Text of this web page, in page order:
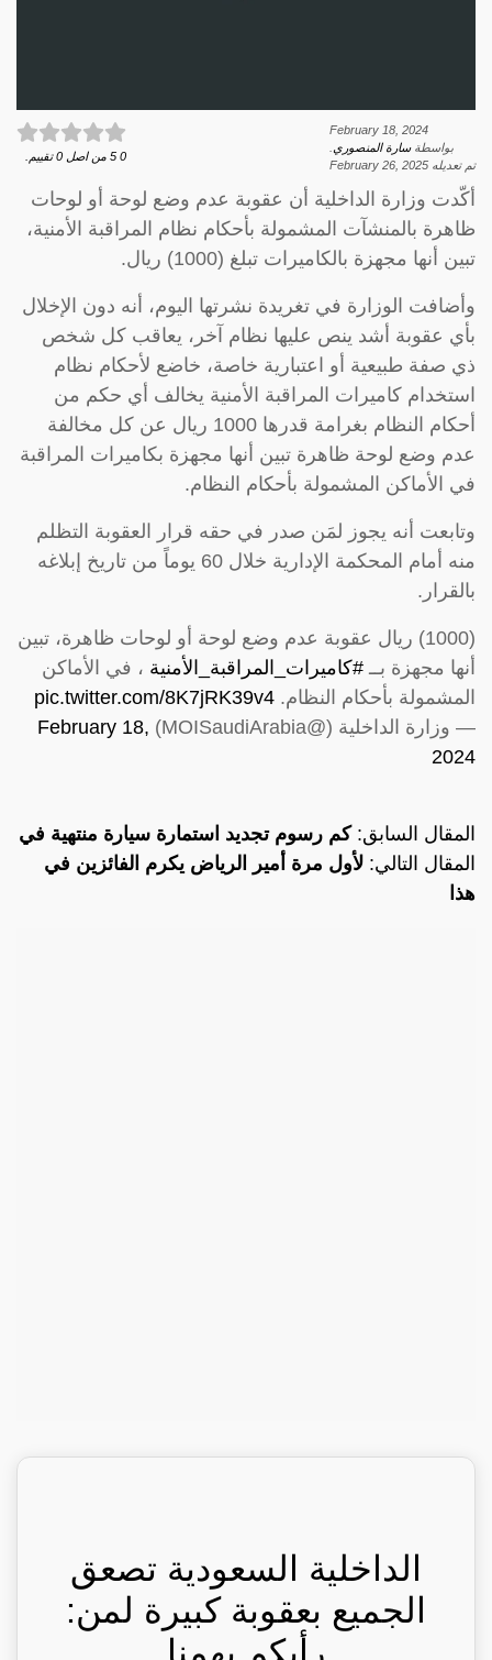
February 18, 2024
بواسطةسارة المنصوري
تم تعديله February 26, 2025
0
5 من اصل 0 تقييم.
أكّدت وزارة الداخلية أن عقوبة عدم وضع لوحة أو لوحات
ظاهرة بالمنشآت المشمولة بأحكام نظام المراقبة الأمنية،
تبين أنها مجهزة بالكاميرات تبلغ (1000) ريال.
وأضافت الوزارة في تغريدة نشرتها اليوم، أنه دون الإخلال
بأي عقوبة أشد ينص عليها نظام آخر، يعاقب كل شخص
ذي صفة طبيعية أو اعتبارية خاصة، خاضع لأحكام نظام
استخدام كاميرات المراقبة الأمنية يخالف أي حكم من
أحكام النظام بغرامة قدرها 1000 ريال عن كل مخالفة
عدم وضع لوحة ظاهرة تبين أنها مجهزة بكاميرات المراقبة
في الأماكن المشمولة بأحكام النظام.
وتابعت أنه يجوز لمَن صدر في حقه قرار العقوبة التظلم
منه أمام المحكمة الإدارية خلال 60 يوماً من تاريخ إبلاغه
بالقرار.
(1000) ريال عقوبة عدم وضع لوحة أو لوحات ظاهرة، تبين
أنها مجهزة بــ #كاميرات_المراقبة_الأمنية ، في الأماكن
المشمولة بأحكام النظام. pic.twitter.com/8K7jRK39v4
— وزارة الداخلية (@MOISaudiArabia)
February 18,
2024
المقال السابق:كم رسوم تجديد استمارة سيارة منتهية في
المقال التالي: لأول مرة أمير الرياض يكرم الفائزين في
هذا
الداخلية السعودية تصعق
الجميع بعقوبة كبيرة لمن:
رأيكم يهمنا